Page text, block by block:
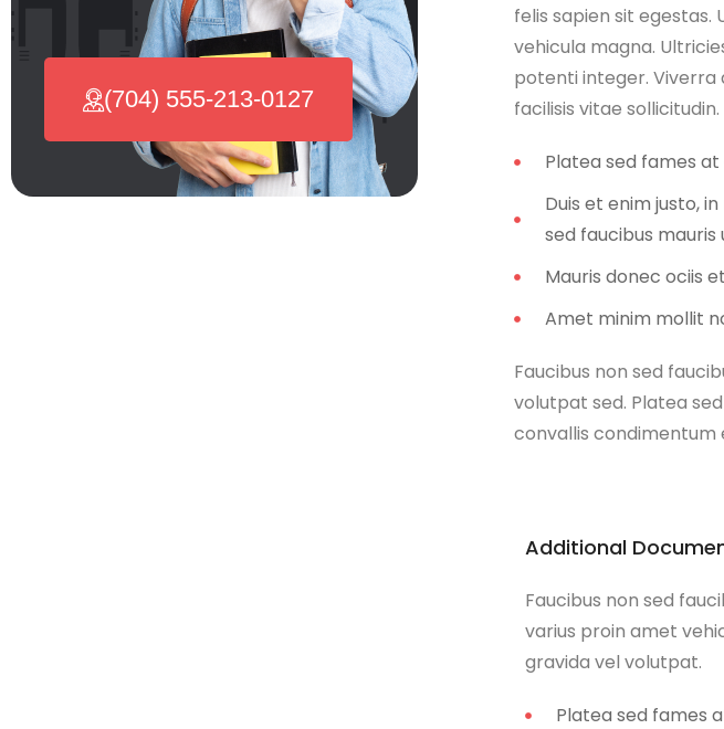
(704) 555-213-0127
felis sapien sit egestas.
vehicula magna.
potenti integer. Viverra
facilisis vitae sollicitudin.
Platea sed fames
Duis et enim justo,
sed faucibus mauris
Mauris donec ociis
Amet minim mollit
Faucibus non sed
volutpat sed. Platea
convallis condimentum
Additional
Faucibus non sed
varius proin amet
gravida vel volutpat.
Platea sed fames